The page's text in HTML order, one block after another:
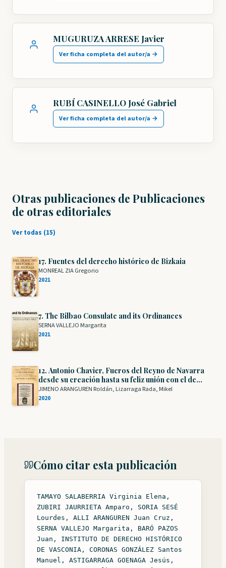
MUGURUZA ARRESE Javier
Ver ficha completa del autor/a →
RUBÍ CASINELLO José Gabriel
Ver ficha completa del autor/a →
Otras publicaciones de Publicaciones
de otras editoriales
Ver todas (15)
17. Fuentes del derecho histórico de Bizkaia
MONREAL ZIA Gregorio
2021
7. The Bilbao Consulate and its Ordinances
SERNA VALLEJO Margarita
2021
12. Antonio Chavier, Fueros del Reyno de Navarra
desde su creación hasta su feliz unión con el de
Castilla y recopilación de las leyes promulgadas
desde dicha unión hasta 1685 (1686)
JIMENO ARANGUREN Roldán, Lizarraga Rada, Mikel
2020
Cómo citar esta publicación
TAMAYO SALABERRIA Virginia Elena,
ZUBIRI JAURRIETA Amparo, SORIA SESÉ
Lourdes, ALLI ARANGUREN Juan Cruz,
SERNA VALLEJO Margarita, BARÓ PAZOS
Juan, INSTITUTO DE DERECHO HISTÓRICO
DE VASCONIA, CORONAS GONZÁLEZ Santos
Manuel, ASTIGARRAGA GOENAGA Jesús,